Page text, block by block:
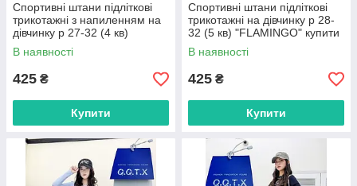
Спортивні штани підліткові
трикотажні з напиленням на
дівчинку р 27-32 (4 кв)
"FLAMINGO" купити гуртом в
Одесі на 7 км
В наявності
425 ₴
Купити
Спортивні штани підліткові
трикотажні на дівчинку р 28-
32 (5 кв) "FLAMINGO" купити
гуртом в Одесі на 7 км
В наявності
425 ₴
Купити